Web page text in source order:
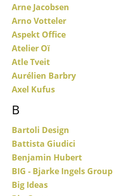
Konferenztische
Stehtische & Stehpulte
Kindertische
Gartentische
Servierwagen
... alle Tische
Aufbewahren
Regale & Schränke
Arne Jacobsen
Arno Votteler
Aspekt Office
Atelier Oï
Atle Tveit
Aurélien Barbry
Axel Kufus
B
Bartoli Design
Battista Giudici
Benjamin Hubert
BIG - Bjarke Ingels Group
Big Ideas